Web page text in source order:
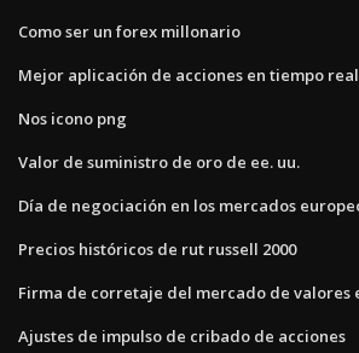
Como ser un forex millonario
Mejor aplicación de acciones en tiempo
Nos icono png
Valor de suministro de oro de ee. uu.
Día de negociación en los mercados
Precios históricos de rut russell 2000
Firma de corretaje del mercado de valores
Ajustes de impulso de cribado de acciones